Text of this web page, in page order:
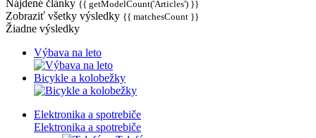
Nájdené články {{ getModelCount('Articles') }}
Zobraziť všetky výsledky {{ matchesCount }}
Žiadne výsledky
Výbava na leto
Bicykle a kolobežky
Elektronika a spotrebiče
Elektronika a spotrebiče